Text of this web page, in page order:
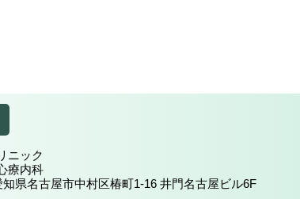
ニック
療内科
県名古屋市中村区椿町1-16 井門名古屋ビル6F